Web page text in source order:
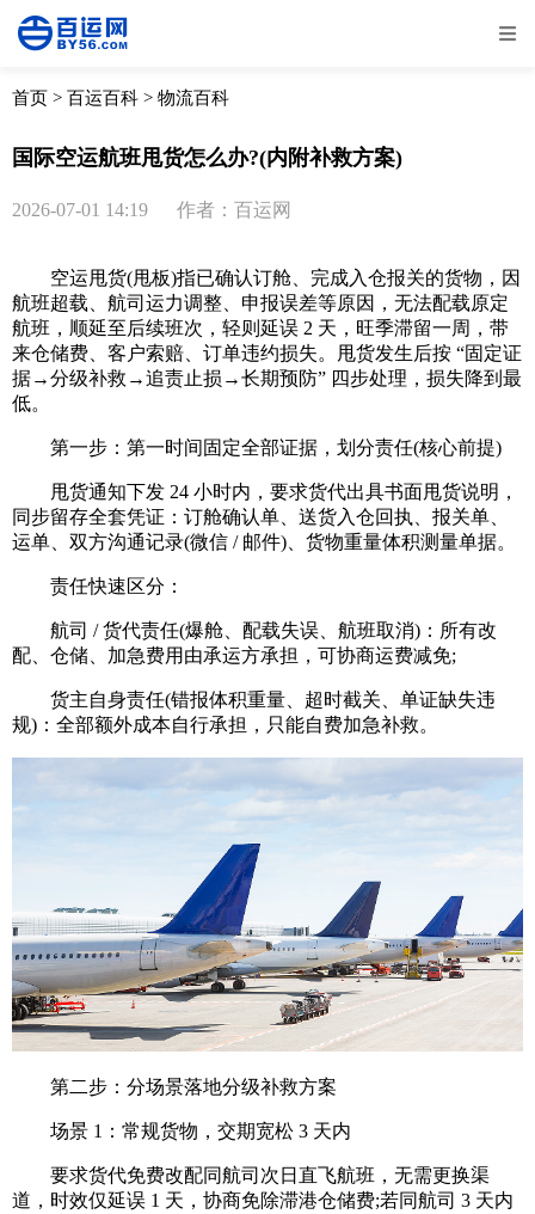
全部 物流资讯
取消
首页 > 百运百科 > 物流百科
国际空运航班甩货怎么办?(内附补救方案)
2026-07-01 14:19 作者：百运网
空运甩货(甩板)指已确认订舱、完成入仓报关的货物，因
航班超载、航司运力调整、申报误差等原因，无法配载原定
航班，顺延至后续班次，轻则延误 2 天，旺季滞留一周，带
来仓储费、客户索赔、订单违约损失。甩货发生后按 “固定证
据→分级补救→追责止损→长期预防” 四步处理，损失降到最
低。
第一步：第一时间固定全部证据，划分责任(核心前提)
甩货通知下发 24 小时内，要求货代出具书面甩货说明，
同步留存全套凭证：订舱确认单、送货入仓回执、报关单、
运单、双方沟通记录(微信 / 邮件)、货物重量体积测量单据。
责任快速区分：
航司 / 货代责任(爆舱、配载失误、航班取消)：所有改
配、仓储、加急费用由承运方承担，可协商运费减免;
货主自身责任(错报体积重量、超时截关、单证缺失违
规)：全部额外成本自行承担，只能自费加急补救。
第二步：分场景落地分级补救方案
场景 1：常规货物，交期宽松 3 天内
要求货代免费改配同航司次日直飞航班，无需更换渠
道，时效仅延误 1 天，协商免除滞港仓储费;若同航司 3 天内